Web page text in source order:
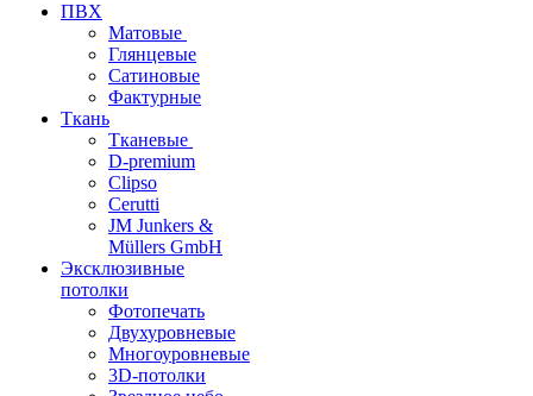
ПВХ
Матовые
Глянцевые
Сатиновые
Фактурные
Ткань
Тканевые
D-premium
Clipso
Cerutti
JM Junkers &
Müllers GmbH
Эксклюзивные
потолки
Фотопечать
Двухуровневые
Многоуровневые
3D-потолки